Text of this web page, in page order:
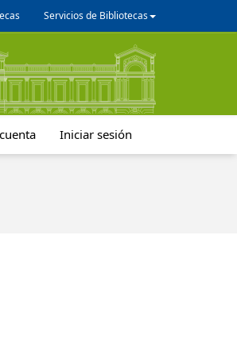
Servicios de Bibliotecas
Iniciar sesión